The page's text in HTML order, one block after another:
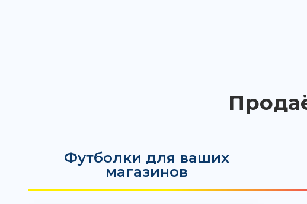
Футболки для ваших
магазинов